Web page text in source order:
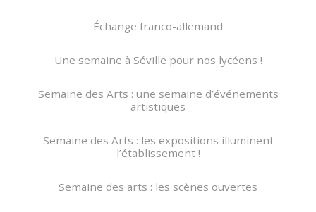
Échange franco-allemand
Une semaine à Séville pour nos lycéens !
Semaine des Arts : une semaine d’événements
artistiques
Semaine des Arts : les expositions illuminent
l’établissement !
Semaine des arts : les scènes ouvertes